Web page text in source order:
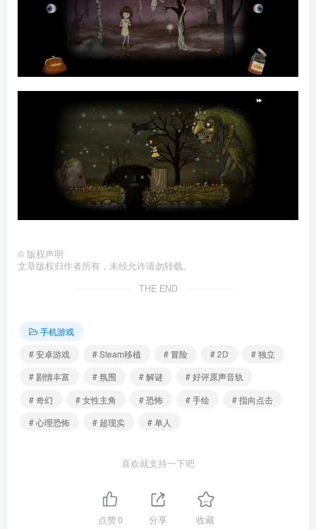
© 版权声明
文章版权归作者所有，未经允许请勿转载。
THE END
手机游戏
# 安卓游戏
# Steam移植 # 冒险 # 2D
# 独立
# 剧情丰富
# 氛围 # 解谜
# 好评原声音轨
# 奇幻
# 女性主角 # 恐怖 # 手绘
# 指向点击
# 心理恐怖
# 超现实 # 单人
喜欢就支持一下吧
点赞0 分享 收藏